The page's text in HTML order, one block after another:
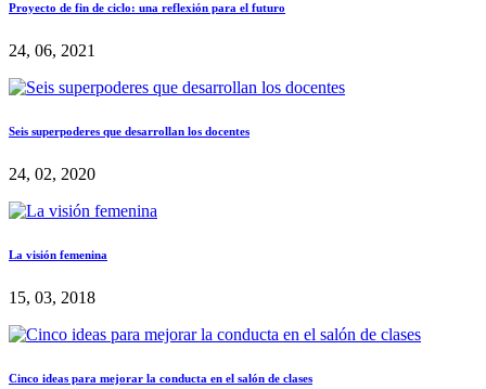
Proyecto de fin de ciclo: una reflexión para el futuro
24, 06, 2021
Seis superpoderes que desarrollan los docentes
24, 02, 2020
La visión femenina
15, 03, 2018
Cinco ideas para mejorar la conducta en el salón de clases